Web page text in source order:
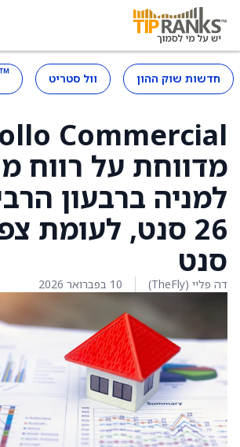
חדשות שוק ההון וול סטריט ™
Commercial
מדווחת על רווח
למניה ברבעון
סנט
דה פליי (TheFly) 10 בפברואר 2026